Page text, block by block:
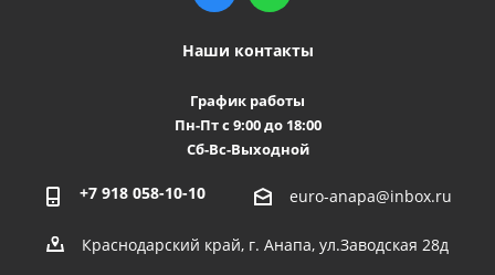
Наши контакты
График работы
Пн-Пт с 9:00 до 18:00
Сб-Вс-Выходной
+7 918 058-10-10 euro-anapa@inbox.ru
Краснодарский край, г. Анапа, ул.Заводская 28д